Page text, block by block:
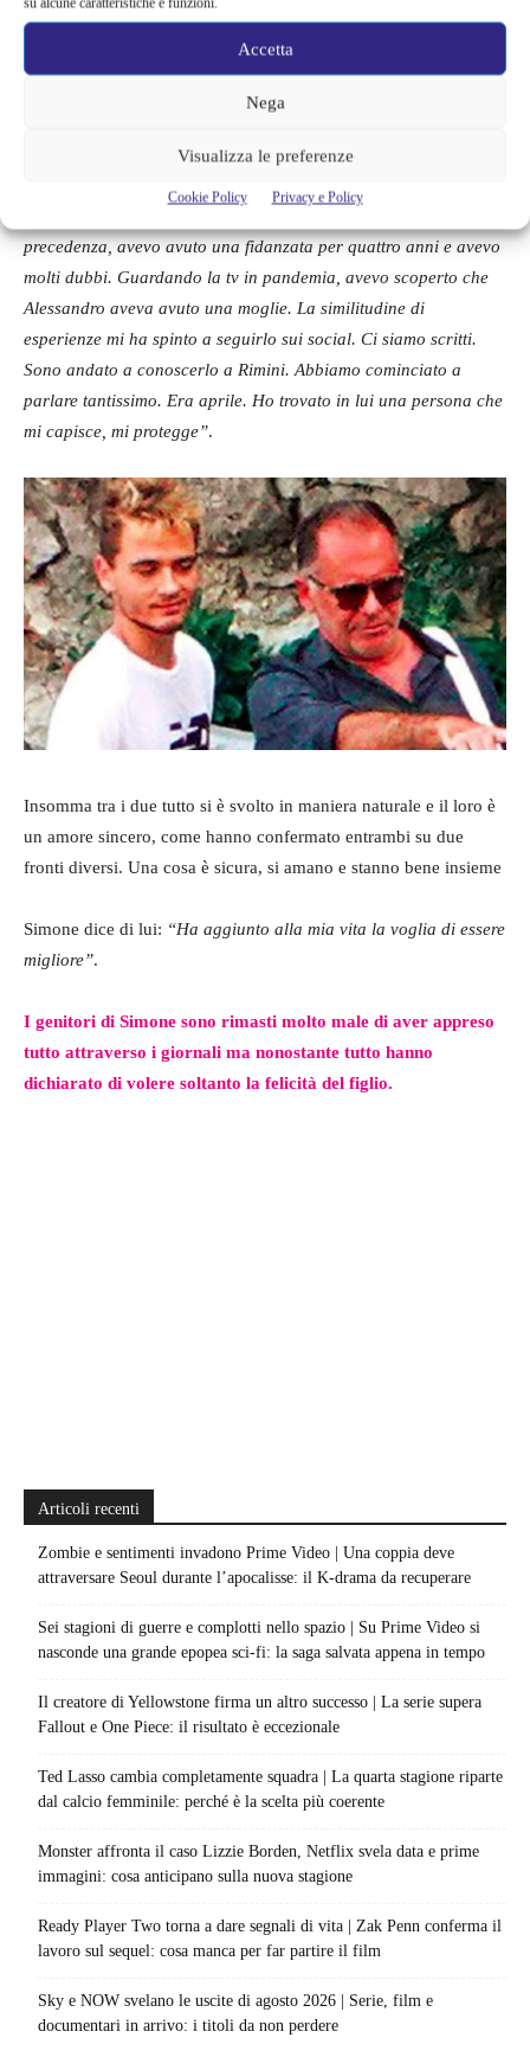
Accetta
Nega
Visualizza le preferenze
Cookie Policy Privacy e Policy
Il primo incontro tra Simone e
Alessandro
accusare Cecchi Paone di aver irretito il giovane e, invece,
precedenza, avevo avuto una fidanzata per quattro anni e avevo
molti dubbi. Guardando la tv in pandemia, avevo scoperto che
Alessandro aveva avuto una moglie. La similitudine di
esperienze mi ha spinto a seguirlo sui social. Ci siamo scritti.
Sono andato a conoscerlo a Rimini. Abbiamo cominciato a
parlare tantissimo. Era aprile. Ho trovato in lui una persona che
mi capisce, mi protegge”.
Insomma tra i due tutto si è svolto in maniera naturale e il loro è
un amore sincero, come hanno confermato entrambi su due
fronti diversi. Una cosa è sicura, si amano e stanno bene insieme
Simone dice di lui: “Ha aggiunto alla mia vita la voglia di essere
migliore”.
I genitori di Simone sono rimasti molto male di aver appreso
tutto attraverso i giornali ma nonostante tutto hanno
dichiarato di volere soltanto la felicità del figlio.
Articoli recenti
Zombie e sentimenti invadono Prime Video | Una coppia deve
attraversare Seoul durante l’apocalisse: il K-drama da recuperare
Sei stagioni di guerre e complotti nello spazio | Su Prime Video si
nasconde una grande epopea sci-fi: la saga salvata appena in tempo
Il creatore di Yellowstone firma un altro successo | La serie supera
Fallout e One Piece: il risultato è eccezionale
Ted Lasso cambia completamente squadra | La quarta stagione riparte
dal calcio femminile: perché è la scelta più coerente
Monster affronta il caso Lizzie Borden, Netflix svela data e prime
immagini: cosa anticipano sulla nuova stagione
Ready Player Two torna a dare segnali di vita | Zak Penn conferma il
lavoro sul sequel: cosa manca per far partire il film
Sky e NOW svelano le uscite di agosto 2026 | Serie, film e
documentari in arrivo: i titoli da non perdere